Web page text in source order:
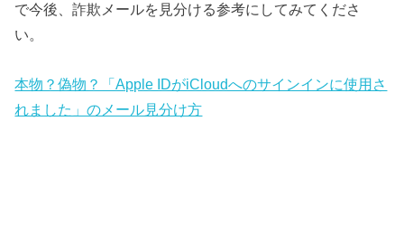
で今後、詐欺メールを見分ける参考にしてみてくださ
い。
本物？偽物？「Apple IDがiCloudへのサインインに使用さ
れました」のメール見分け方